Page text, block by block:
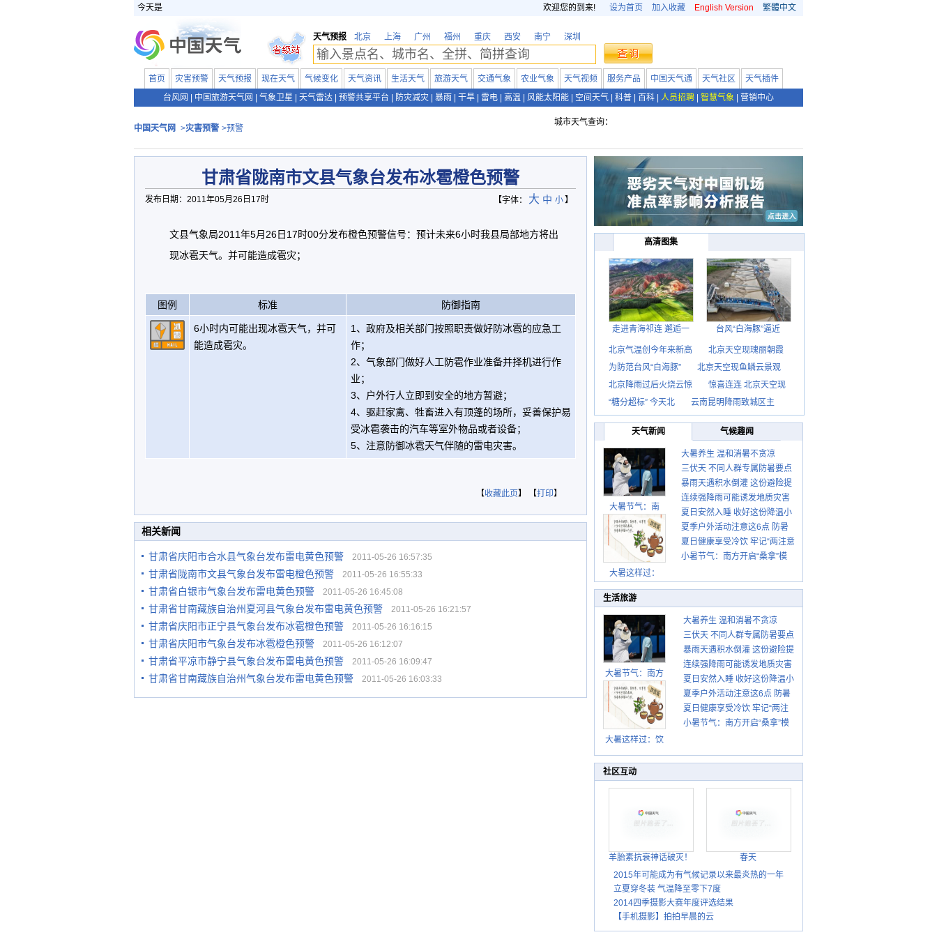
今天是 欢迎您的到来! 设为首页 加入收藏 English Version 繁體中文
天气预报 北京 上海 广州 福州 重庆 西安 南宁 深圳
首页 灾害预警 天气预报 现在天气 气候变化 天气资讯 生活天气 旅游天气 交通气象 农业气象 天气视频 服务产品 中国天气通 天气社区
天气插件
台风网
中国旅游天气网 气象卫星 天气雷达 预警共享平台 防灾减灾 暴雨 干旱 雷电 高温 风能太阳能 空间天气 科普 百科 人员招聘 智慧气象 营销中心
中国天气网 >灾害预警 >预警
城市天气查询：
甘肃省陇南市文县气象台发布冰雹橙色预警
发布日期：2011年05月26日17时 【字体： 大 中 小】
文县气象局2011年5月26日17时00分发布橙色预警信号：预计未来6小时我县局部地方将出
现冰雹天气。并可能造成雹灾；
图例 标准 防御指南
6小时内可能出现冰雹天气，并可
能造成雹灾。
1、政府及相关部门按照职责做好防冰雹的应急工
作；
2、气象部门做好人工防雹作业准备并择机进行作
业；
3、户外行人立即到安全的地方暂避；
4、驱赶家禽、牲畜进入有顶蓬的场所，妥善保护易
受冰雹袭击的汽车等室外物品或者设备；
5、注意防御冰雹天气伴随的雷电灾害。
【收藏此页】 【打印】
相关新闻
甘肃省庆阳市合水县气象台发布雷电黄色预警 2011-05-26 16:57:35
甘肃省陇南市文县气象台发布雷电橙色预警 2011-05-26 16:55:33
甘肃省白银市气象台发布雷电黄色预警 2011-05-26 16:45:08
甘肃省甘南藏族自治州夏河县气象台发布雷电黄色预警 2011-05-26 16:21:57
甘肃省庆阳市正宁县气象台发布冰雹橙色预警 2011-05-26 16:16:15
甘肃省庆阳市气象台发布冰雹橙色预警 2011-05-26 16:12:07
甘肃省平凉市静宁县气象台发布雷电黄色预警 2011-05-26 16:09:47
甘肃省甘南藏族自治州气象台发布雷电黄色预警 2011-05-26 16:03:33
高清图集
走进青海祁连 邂逅一 台风“白海豚”逼近
北京气温创今年来新高
北京天空现瑰丽朝霞
为防范台风“白海豚”
北京天空现鱼鳞云景观
北京降雨过后火烧云惊
惊喜连连 北京天空现
“糖分超标” 今天北
云南昆明降雨致城区主
天气新闻 气候趣闻
大暑节气：南
大暑这样过：
大暑养生 温和消暑不贪凉
三伏天 不同人群专属防暑要点
请收好
暴雨天遇积水倒灌 这份避险提
示请收好
连续强降雨可能诱发地质灾害
这些前兆要知道
夏日安然入睡 收好这份降温小
贴士
夏季户外活动注意这6点 防暑
健身两不误
夏日健康享受冷饮 牢记“两注意
一控制”
小暑节气：南方开启“桑拿”模
生活旅游
大暑节气：南方
暑热盛行防伏旱
北方雨季陆续开
启
大暑这样过：饮
湿热保健康
大暑养生 温和消暑不贪凉
三伏天 不同人群专属防暑要点
请收好
暴雨天遇积水倒灌 这份避险提
示请收好
连续强降雨可能诱发地质灾害
这些前兆要知道
夏日安然入睡 收好这份降温小
贴士
夏季户外活动注意这6点 防暑
健身两不误
夏日健康享受冷饮 牢记“两注
意一控制”
小暑节气：南方开启“桑拿”模
社区互动
羊胎素抗衰神话破灭！
春天
2015年可能成为有气候记录以来最炎热的一年
立夏穿冬装 气温降至零下7度
2014四季摄影大赛年度评选结果
【手机摄影】拍拍早晨的云